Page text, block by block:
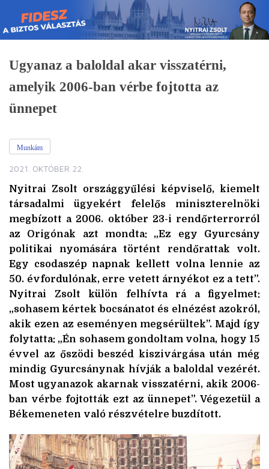
Skip
to
content
Ugyanaz a baloldal akar visszatérni,
amelyik 2006-ban vérbe fojtotta az
ünnepet
Munkám
2021. OKTÓBER 22.
Nyitrai Zsolt országgyűlési képviselő, kiemelt
társadalmi ügyekért felelős miniszterelnöki
megbízott a 2006. október 23-i rendőrterrorról
az Origónak azt mondta: „Ez egy Gyurcsány
politikai nyomására történt rendőrattak volt.
Egy csodaszép napnak kellett volna lennie az
50. évfordulónak, erre vetett árnyékot ez a tett”.
Nyitrai Zsolt külön felhívta rá a figyelmet:
„sohasem kértek bocsánatot és elnézést azokról,
akik ezen az eseményen megsérültek”. Majd így
folytatta: „Én sohasem gondoltam volna, hogy 15
évvel az őszödi beszéd kiszivárgása után még
mindig Gyurcsánynak hívják a baloldal vezérét.
Most ugyanazok akarnak visszatérni, akik 2006-
ban vérbe fojtották ezt az ünnepet”. Végezetül a
Békemeneten való részvételre buzdított.